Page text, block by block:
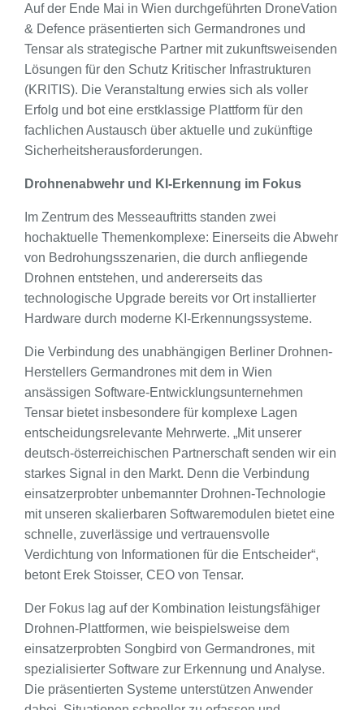
Auf der Ende Mai in Wien durchgeführten DroneVation
& Defence präsentierten sich Germandrones und
Tensar als strategische Partner mit zukunftsweisenden
Lösungen für den Schutz Kritischer Infrastrukturen
(KRITIS). Die Veranstaltung erwies sich als voller
Erfolg und bot eine erstklassige Plattform für den
fachlichen Austausch über aktuelle und zukünftige
Sicherheitsherausforderungen.
Drohnenabwehr und KI-Erkennung im Fokus
Im Zentrum des Messeauftritts standen zwei
hochaktuelle Themenkomplexe: Einerseits die Abwehr
von Bedrohungsszenarien, die durch anfliegende
Drohnen entstehen, und andererseits das
technologische Upgrade bereits vor Ort installierter
Hardware durch moderne KI-Erkennungssysteme.
Die Verbindung des unabhängigen Berliner Drohnen-
Herstellers Germandrones mit dem in Wien
ansässigen Software-Entwicklungsunternehmen
Tensar bietet insbesondere für komplexe Lagen
entscheidungsrelevante Mehrwerte. „Mit unserer
deutsch-österreichischen Partnerschaft senden wir ein
starkes Signal in den Markt. Denn die Verbindung
einsatzerprobter unbemannter Drohnen-Technologie
mit unseren skalierbaren Softwaremodulen bietet eine
schnelle, zuverlässige und vertrauensvolle
Verdichtung von Informationen für die Entscheider“,
betont Erek Stoisser, CEO von Tensar.
Der Fokus lag auf der Kombination leistungsfähiger
Drohnen-Plattformen, wie beispielsweise dem
einsatzerprobten Songbird von Germandrones, mit
spezialisierter Software zur Erkennung und Analyse.
Die präsentierten Systeme unterstützen Anwender